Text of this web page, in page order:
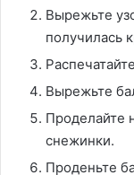
Вырежьте
получилась
Вырежьте
Проделайте
снежинки.
Проденьте